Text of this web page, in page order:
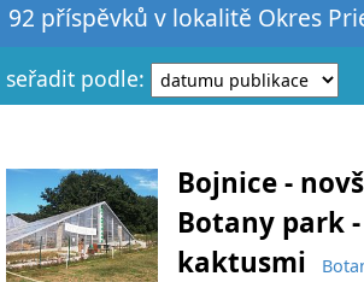
92 příspěvků v lokalitě Okres
seřadit podle:
Bojnice -
Botany park
kaktusmi